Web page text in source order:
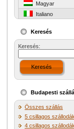
Magyar
Italiano
Keresés
Keresés:
Keresés
Budapesti
Összes szállás
5 csillagos szállodák
4 csillagos szállodák